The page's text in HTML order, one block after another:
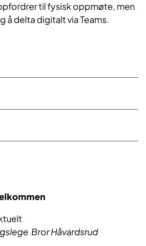
til fysisk oppmøte, men
å delta digitalt via Teams.
Bror Håvardsrud